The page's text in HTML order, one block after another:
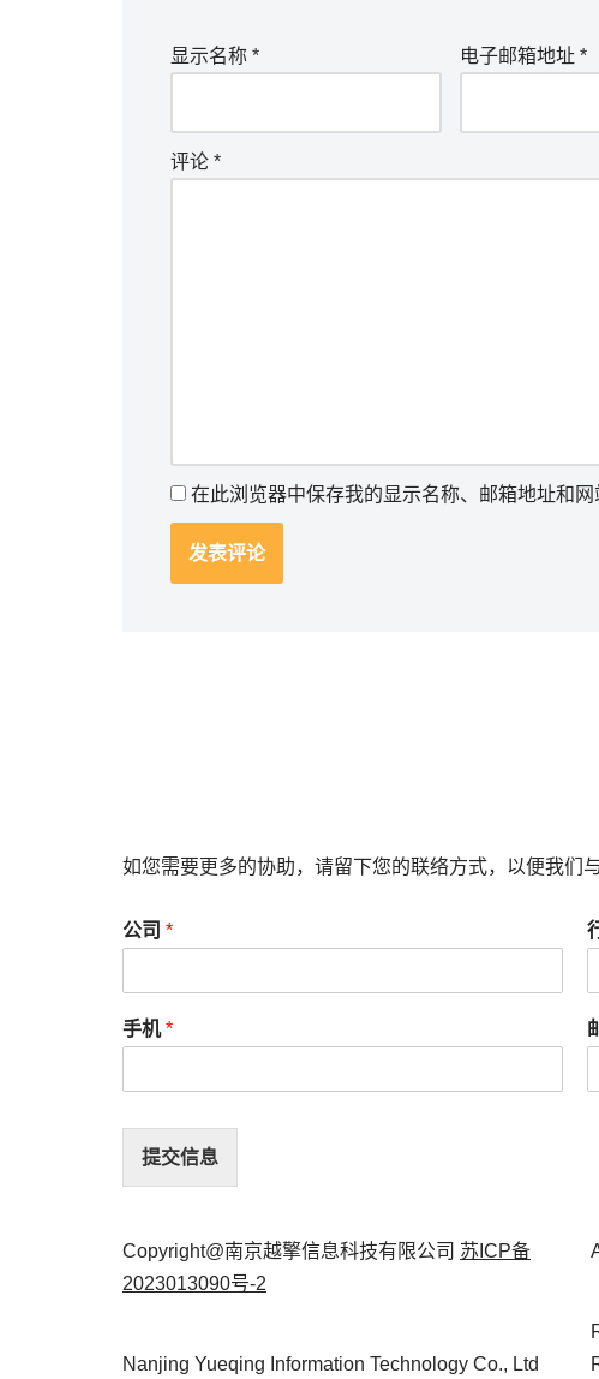
显示名称 * 电子邮箱地址*
评论 *
在此浏览器中保存我的显示名称、邮箱地址和网
如您需要更多的协助，请留下您的联络方式，以便我们
公司 *
手机*
提交信息
Copyright@南京越擎信息科技有限公司 苏ICP备
2023013090号-2
Nanjing Yueqing Information Technology Co., Ltd